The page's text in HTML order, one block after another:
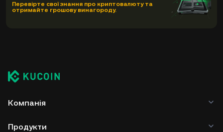
Перевірте свої знання про криптовалюту та
отримайте грошову винагороду.
Компанія
Продукти